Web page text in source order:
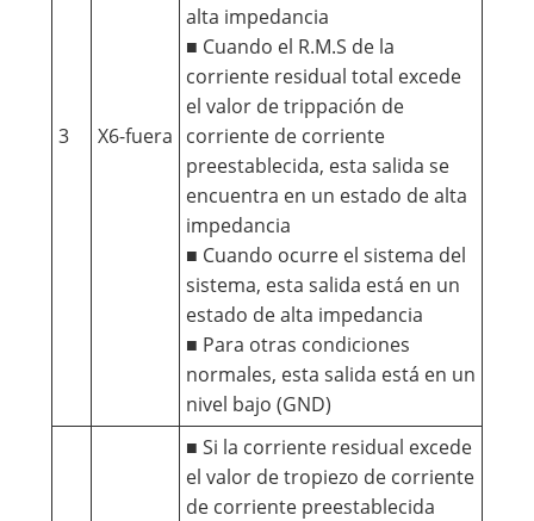
3 X6-fuera
alta impedancia
■ Cuando el R.M.S de la
corriente residual total excede
el valor de trippación de
corriente de corriente
preestablecida, esta salida se
encuentra en un estado de alta
impedancia
■ Cuando ocurre el sistema del
sistema, esta salida está en un
estado de alta impedancia
■ Para otras condiciones
normales, esta salida está en un
nivel bajo (GND)
■ Si la corriente residual excede
el valor de tropiezo de corriente
de corriente preestablecida